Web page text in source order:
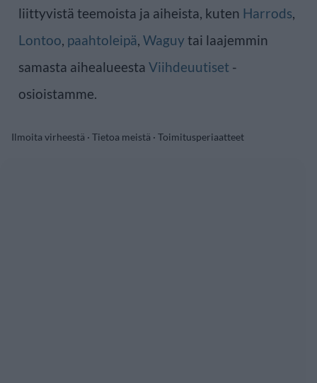
liittyvistä teemoista ja aiheista, kuten Harrods,
Lontoo, paahtoleipä, Waguy tai laajemmin
samasta aihealueesta Viihdeuutiset -
osioistamme.
Ilmoita virheestä · Tietoa meistä · Toimitusperiaatteet